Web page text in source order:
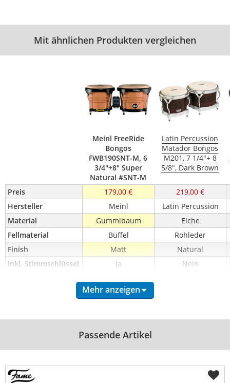
Mit ähnlichen Produkten vergleichen
Meinl FreeRide
Bongos
FWB190SNT-M, 6
3/4"+8" Super
Natural #SNT-M
Latin Percussion
Matador Bongos
M201, 7 1/4"+ 8
5/8", Dark Brown
Preis 179,00 €
219,00 €
Hersteller
Meinl
Latin Percussion
Material
Gummibaum
Eiche
Fellmaterial
Büffel
Rohleder
Finish
Matt
Natural
inkl. Stimmschlüssel
Ja Nein
Mehr anzeigen
Passende Artikel